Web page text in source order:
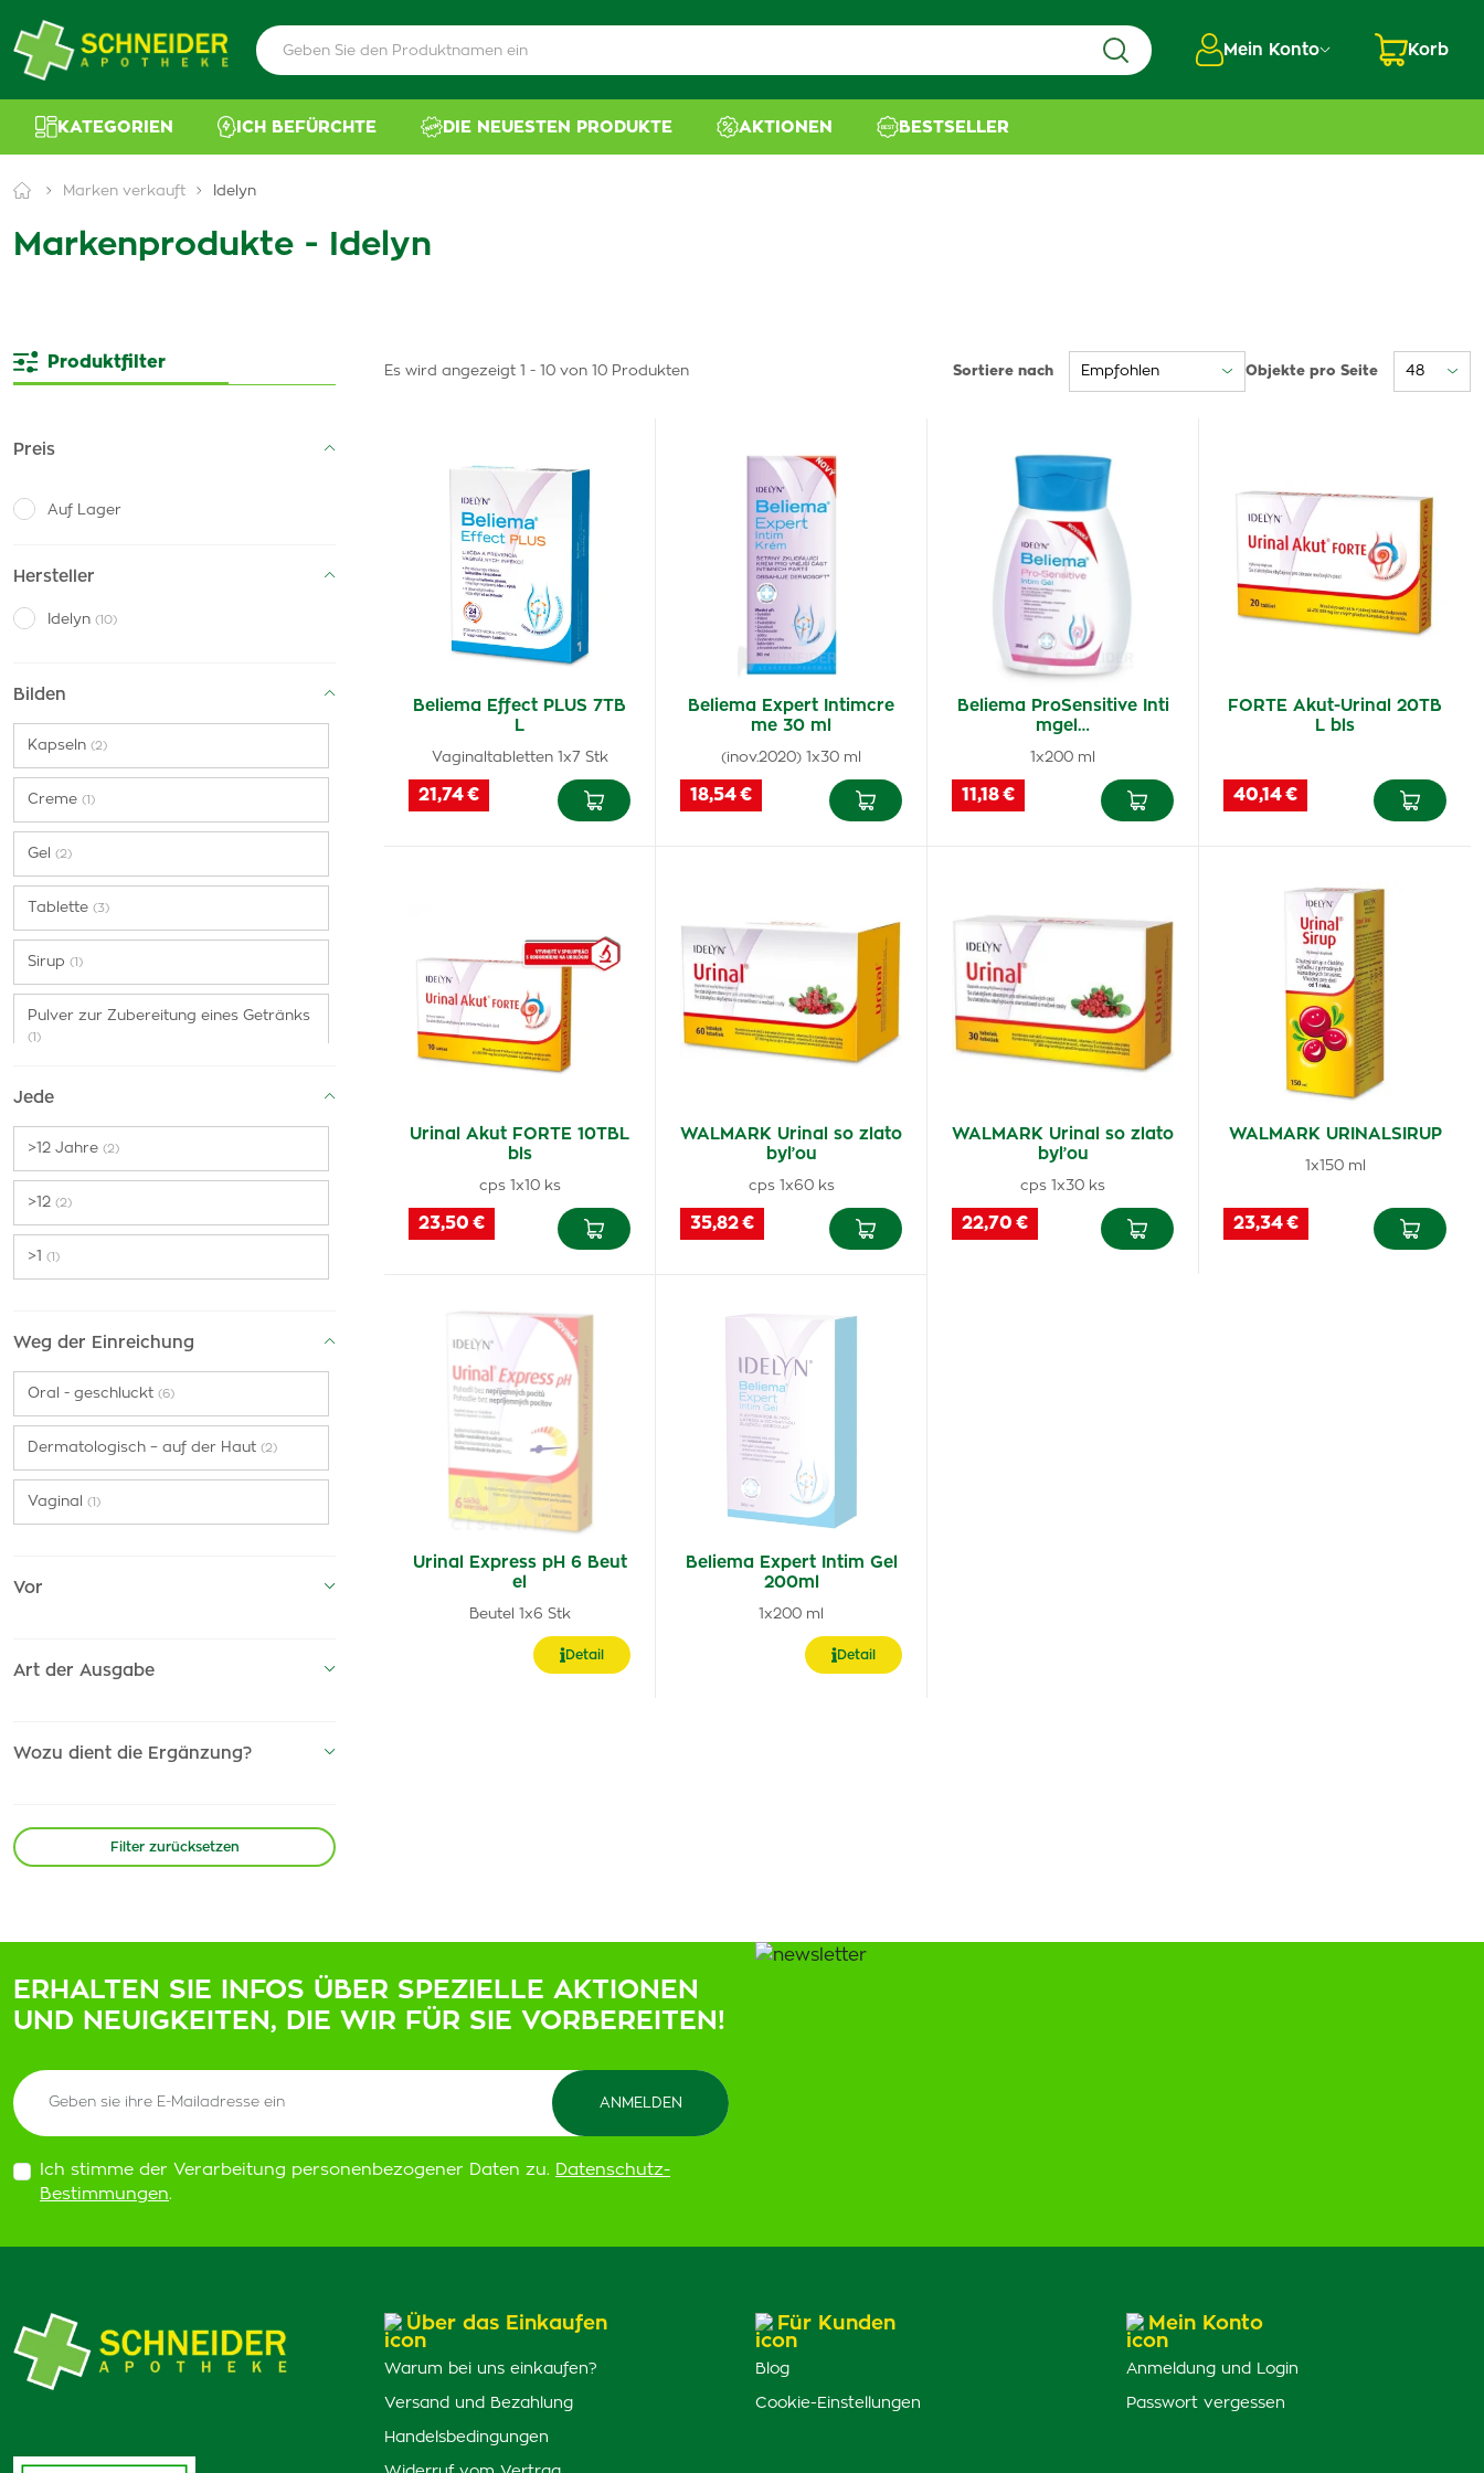
Mein Konto Korb
KATEGORIEN ICH BEFÜRCHTE DIE NEUESTEN PRODUKTE AKTIONEN BESTSELLER
Marken verkauft Idelyn
Markenprodukte - Idelyn
Produktfilter
Preis
Auf Lager
Hersteller
Idelyn (10)
Bilden
Kapseln (2)
Creme (1)
Gel (2)
Tablette (3)
Sirup (1)
Pulver zur Zubereitung eines Getränks
(1)
Jede
>12 Jahre (2)
>12 (2)
>1 (1)
Weg der Einreichung
Oral - geschluckt (6)
Dermatologisch – auf der Haut (2)
Vaginal (1)
Vor
Art der Ausgabe
Wozu dient die Ergänzung?
Filter zurücksetzen
Es wird angezeigt 1 - 10 von 10 Produkten Sortiere nach Objekte pro Seite
Beliema Effect PLUS 7TB
L
Vaginaltabletten 1x7 Stk
21,74 €
Beliema Expert Intimcre
me 30 ml
(inov.2020) 1x30 ml
18,54 €
Beliema ProSensitive Inti
mgel…
1x200 ml
11,18 €
FORTE Akut-Urinal 20TB
L bls
40,14 €
Urinal Akut FORTE 10TBL
bls
cps 1x10 ks
23,50 €
WALMARK Urinal so zlato
byľou
cps 1x60 ks
35,82 €
WALMARK Urinal so zlato
byľou
cps 1x30 ks
22,70 €
WALMARK URINALSIRUP
1x150 ml
23,34 €
Urinal Express pH 6 Beut
el
Beutel 1x6 Stk
Detail
Beliema Expert Intim Gel
200ml
1x200 ml
Detail
ERHALTEN SIE INFOS ÜBER SPEZIELLE AKTIONEN
UND NEUIGKEITEN, DIE WIR FÜR SIE VORBEREITEN!
Ich stimme der Verarbeitung personenbezogener Daten zu. Datenschutz-
Bestimmungen.
Über das Einkaufen
Warum bei uns einkaufen?
Versand und Bezahlung
Handelsbedingungen
Für Kunden
Blog
Cookie-Einstellungen
Mein Konto
Anmeldung und Login
Passwort vergessen